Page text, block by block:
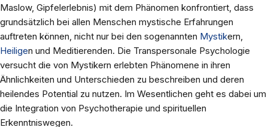
Maslow, Gipfelerlebnis) mit dem Phänomen konfrontiert, dass
grundsätzlich bei allen Menschen mystische Erfahrungen
auftreten können, nicht nur bei den sogenannten Mystikern,
Heiligen und Meditierenden. Die Transpersonale Psychologie
versucht die von Mystikern erlebten Phänomene in ihren
Ähnlichkeiten und Unterschieden zu beschreiben und deren
heilendes Potential zu nutzen. Im Wesentlichen geht es dabei um
die Integration von Psychotherapie und spirituellen
Erkenntniswegen.